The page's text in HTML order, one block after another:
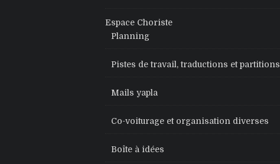
Espace Choriste
Planning
Pistes de travail, traductions et partitions
Mails yapla
Co-voiturage et organisation diverses
Boîte à idées